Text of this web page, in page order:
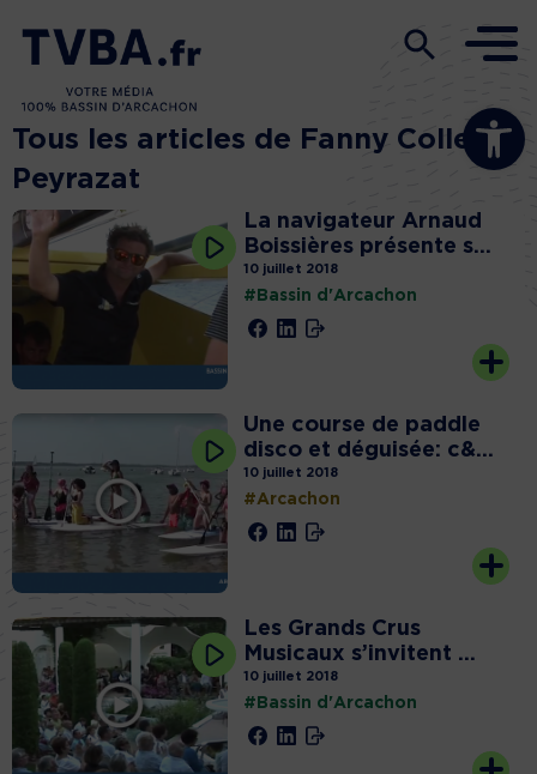
Ouvrir la
Tous les articles de Fanny Colleu
Peyrazat
La navigateur Arnaud
Boissières présente s...
10 juillet 2018
#Bassin d'Arcachon
Une course de paddle
disco et déguisée: c&...
10 juillet 2018
#Arcachon
Les Grands Crus
Musicaux s’invitent ...
10 juillet 2018
#Bassin d'Arcachon